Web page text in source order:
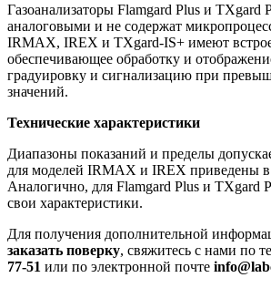
Газоанализаторы Flamgard Plus и TXgard
аналоговыми и не содержат
IRMAX, IREX и TXgard-IS+ имеют
обеспечивающее обработку и
градуировку и сигнализацию при
значений.
Технические характеристики
Диапазоны показаний и пределы
для моделей IRMAX и IREX приведены в
Аналогично, для Flamgard Plus и TXgard
свои характеристики.
Для получения дополнительной
заказать поверку, свяжитесь с нами по
77-51 или по электронной почте